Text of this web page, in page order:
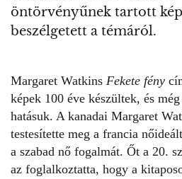
öntörvényűnek tartott
beszélgetett a témáról.
Margaret Watkins Fekete fény
képek 100 éve készültek, és
hatásuk. A kanadai Margaret
testesítette meg a francia
a szabad nő fogalmát. Őt a 20.
az foglalkoztatta, hogy a